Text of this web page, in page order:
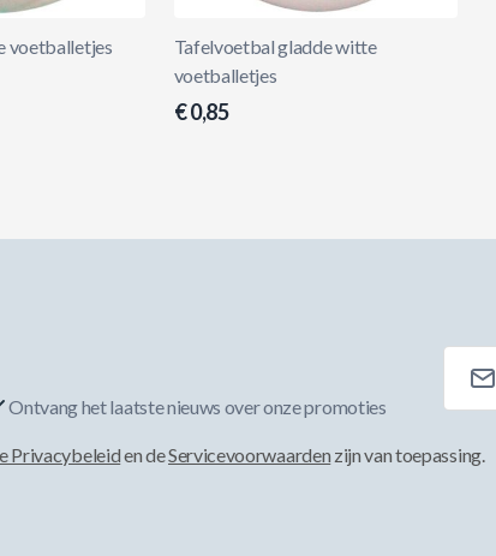
voetballetjes
Tafelvoetbal gladde witte
voetballetjes
€ 0,85
Ontvang het laatste nieuws over onze promoties
Privacybeleiden deServicevoorwaarden zijn van toepassing.